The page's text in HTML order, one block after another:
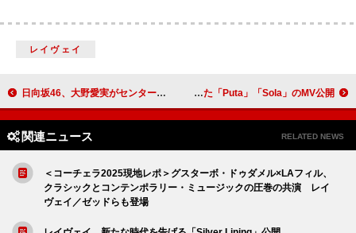
レイヴェイ
日向坂46、大野愛実がセンターを務める初の五期生楽曲「ジャーマンアイリス」MV公開 アルカ、【コーチェラ】で披露した「Puta」「Sola」のMV公開
関連ニュース RELATED NEWS
＜コーチェラ2025現地レポ＞グスターボ・ドゥダメル×LAフィル、
クラシックとコンテンポラリー・ミュージックの圧巻の共演 レイ
ヴェイ／ゼッドらも登場